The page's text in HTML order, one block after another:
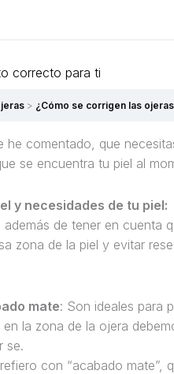
correcto para ti
¿Cómo se corrigen las
he comentado, que
se encuentra tu piel al
y necesidades de tu piel:
de tener en cuenta
zona de la piel y evitar
mate: Son ideales para
en la zona de la ojera
se.
con “acabado mate”,